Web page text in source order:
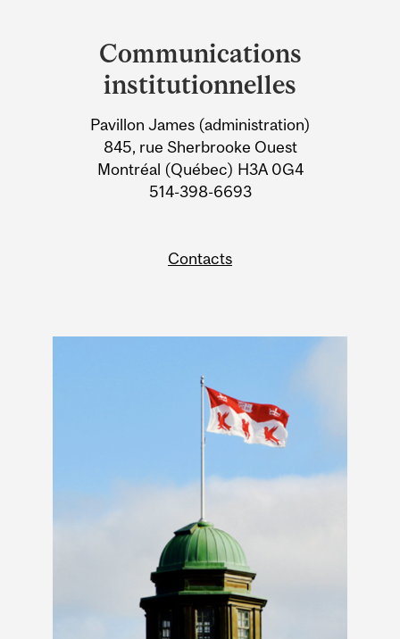
University
Information
Communications
institutionnelles
Pavillon James (administration)
845, rue Sherbrooke Ouest
Montréal (Québec) H3A 0G4
514-398-6693
Contacts